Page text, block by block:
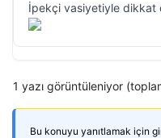
İpekçi vasiyetiyle dikkat
1 yazı görüntüleniyor
Bu konuyu yanıtlamak için